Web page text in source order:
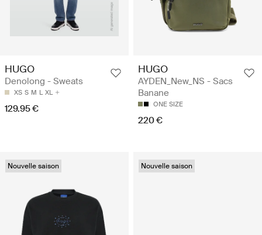
HUGO
Denolong - Sweats
XS S M L XL
129.95 €
HUGO
AYDEN_New_NS - Sacs
Banane
ONE SIZE
220 €
Nouvelle saison Nouvelle saison